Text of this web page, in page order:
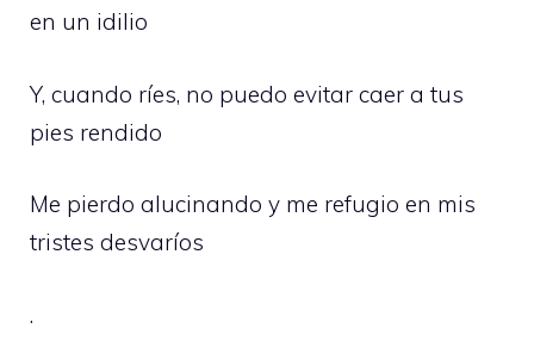
en un idilio
Y, cuando ríes, no puedo evitar caer a tus
pies rendido
Me pierdo alucinando y me refugio en mis
tristes desvaríos
.